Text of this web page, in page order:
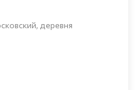
деревня